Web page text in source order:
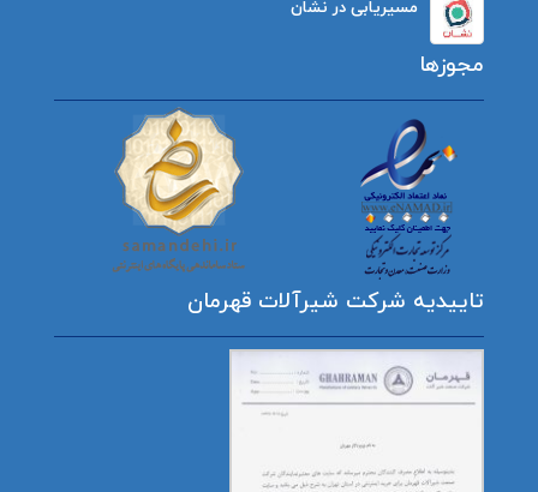
مسیریابی در نشان
مجوزها
تاییدیه شرکت شیرآلات قهرمان